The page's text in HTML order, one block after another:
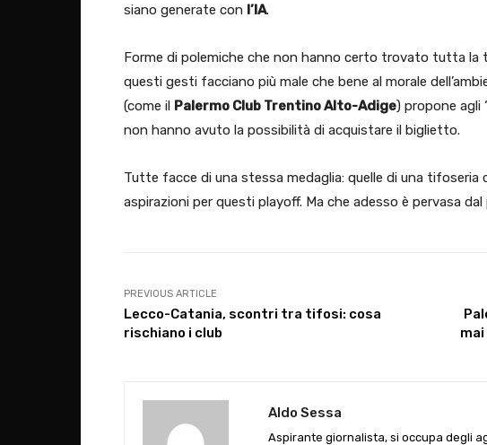
siano generate con l’IA.
Forme di polemiche che non hanno certo trovato tutta
questi gesti facciano più male che bene al morale
(come il Palermo Club Trentino Alto-Adige) propone agli
non hanno avuto la possibilità di acquistare il biglietto.
Tutte facce di una stessa medaglia: quelle di una tifoseria
aspirazioni per questi playoff. Ma che adesso è pervasa dal
PREVIOUS ARTICLE
Lecco-Catania, scontri tra tifosi: cosa
rischiano i club
Aldo Sessa
Aspirante giornalista, si occupa degli